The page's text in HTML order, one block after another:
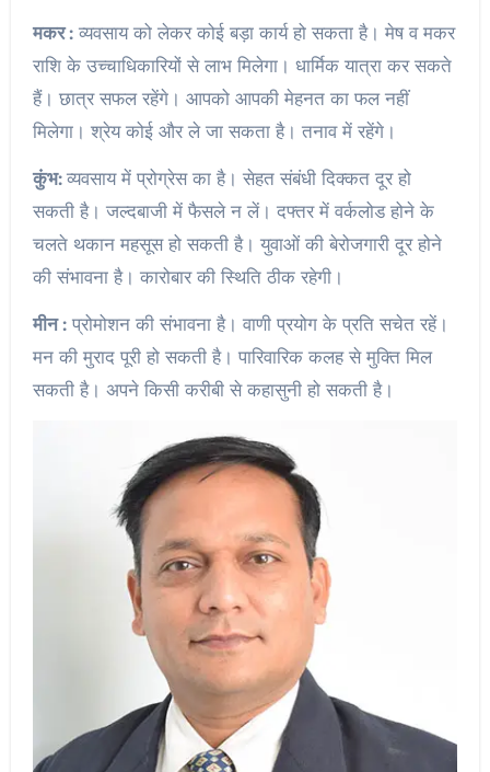
मकर :व्यवसाय को लेकर कोई बड़ा कार्य हो सकता है। मेष व मकर
राशि के उच्चाधिकारियों से लाभ मिलेगा। धार्मिक यात्रा कर सकते
हैं। छात्र सफल रहेंगे। आपको आपकी मेहनत का फल नहीं
मिलेगा। श्रेय कोई और ले जा सकता है। तनाव में रहेंगे।
कुंभ:व्यवसाय में प्रोग्रेस का है। सेहत संबंधी दिक्कत दूर हो
सकती है। जल्दबाजी में फैसले न लें। दफ्तर में वर्कलोड होने के
चलते थकान महसूस हो सकती है। युवाओं की बेरोजगारी दूर होने
की संभावना है। कारोबार की स्थिति ठीक रहेगी।
मीन :प्रोमोशन की संभावना है। वाणी प्रयोग के प्रति सचेत रहें।
मन की मुराद पूरी हो सकती है। पारिवारिक कलह से मुक्ति मिल
सकती है। अपने किसी करीबी से कहासुनी हो सकती है।